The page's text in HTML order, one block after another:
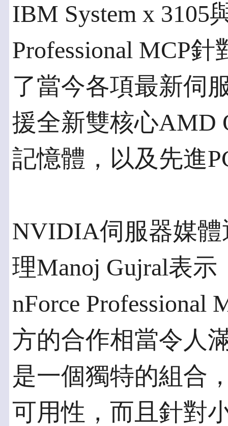
IBM System x 3105
Professional MCP
了當今各項最新伺
援全新雙核心AMD
記憶體，以及先進
NVIDIA伺服器媒
理Manoj Gujral表
nForce
方的合作相當令人
是一個獨特的組合
可用性，而且針對